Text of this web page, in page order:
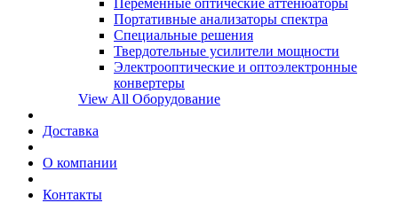
Переменные оптические аттенюаторы
Портативные анализаторы спектра
Специальные решения
Твердотельные усилители мощности
Электрооптические и оптоэлектронные
конвертеры
View All Оборудование
Доставка
О компании
Контакты